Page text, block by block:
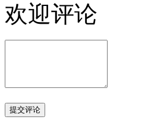
欢迎评论